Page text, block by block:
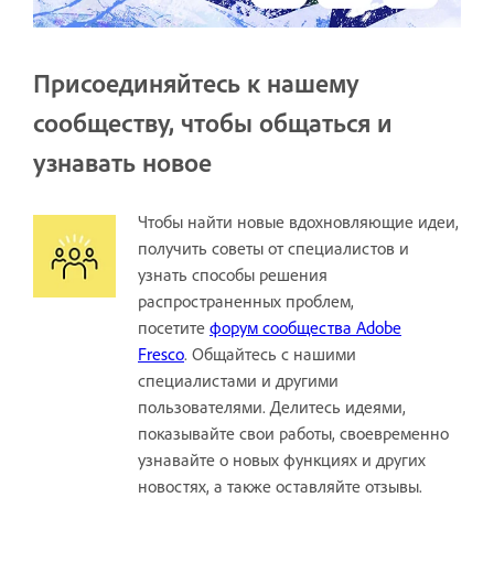
Присоединяйтесь к нашему
сообществу, чтобы общаться и
узнавать новое
Чтобы найти новые вдохновляющие идеи,
получить советы от специалистов и
узнать способы решения
распространенных проблем,
посетите форум сообщества Adobe
Fresco. Общайтесь с нашими
специалистами и другими
пользователями. Делитесь идеями,
показывайте свои работы, своевременно
узнавайте о новых функциях и других
новостях, а также оставляйте отзывы.